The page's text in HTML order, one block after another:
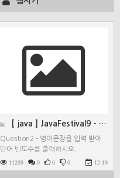
[ java ] JavaFestival9 - Quest…
Question2 - 영어문장을 입력 받아
단어 빈도수를 출력하시오. …
11209 0 0 0 12-19